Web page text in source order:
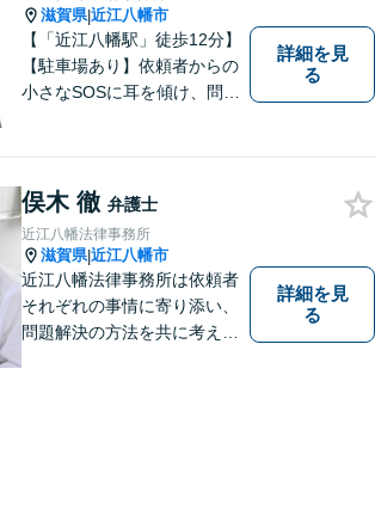
滋賀県|近江八幡市
【「近江八幡駅」徒歩12分】
【駐車場あり】依頼者からの
小さなSOSに耳を傾け、問題
相談ください。
詳細を見
る
俣木 徹 弁護士
近江八幡法律事務所
滋賀県|近江八幡市
近江八幡法律事務所は依頼者
それぞれの事情に寄り添い、
問題解決の方法を共に考える
詳細を見
る